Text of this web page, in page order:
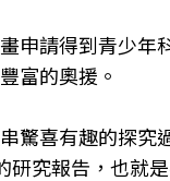
申請得到青少年
富的奧援。
驚喜有趣的探究
研究報告，也就